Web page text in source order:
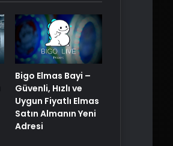
Bigo Elmas Bayi –
Güvenli, Hızlı ve
Uygun Fiyatlı Elmas
Satın Almanın Yeni
Adresi